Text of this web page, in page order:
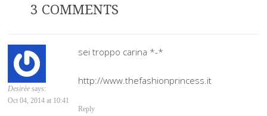
3 COMMENTS
Desirèe says:
Oct 04, 2014 at 10:41
sei troppo carina *-*
http://www.thefashionprincess.it
Reply